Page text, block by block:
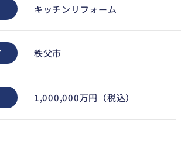
キッチンリフォーム
秩父市
1,000,000万円（税込）